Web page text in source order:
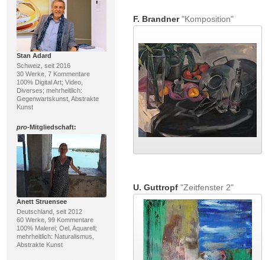
Stan Adard
Schweiz, seit 2016
30 Werke, 7 Kommentare
100% Digital Art; Video,
Diverses; mehrheitlich:
Gegenwartskunst, Abstrakte
Kunst
pro-Mitgliedschaft:
Anett Struensee
Deutschland, seit 2012
60 Werke, 99 Kommentare
100% Malerei; Oel, Aquarell;
mehrheitlich: Naturalismus,
Abstrakte Kunst
F. Brandner"Komposition"
U. Guttropf"Zeitfenster 2"